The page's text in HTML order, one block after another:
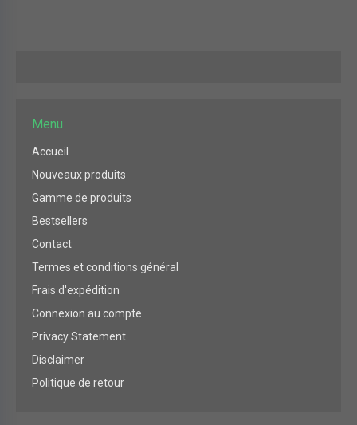
Menu
Accueil
Nouveaux produits
Gamme de produits
Bestsellers
Contact
Termes et conditions général
Frais d'expédition
Connexion au compte
Privacy Statement
Disclaimer
Politique de retour